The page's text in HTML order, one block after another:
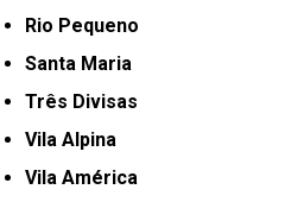
Rio Pequeno
Santa Maria
Três Divisas
Vila Alpina
Vila América